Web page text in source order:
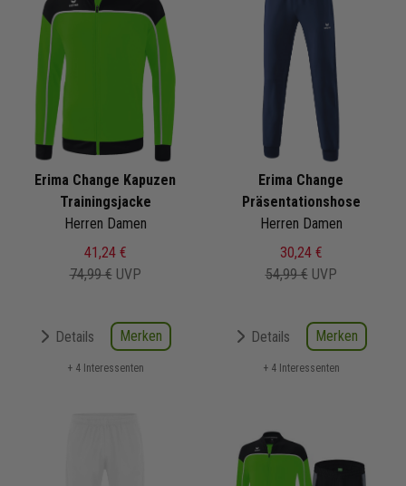
Erima Change Kapuzen
Trainingsjacke
Herren Damen
41,24 €
74,99 € UVP
Details Merken
+ 4 Interessenten
Erima Change
Präsentationshose
Herren Damen
30,24 €
54,99 € UVP
Details Merken
+ 4 Interessenten